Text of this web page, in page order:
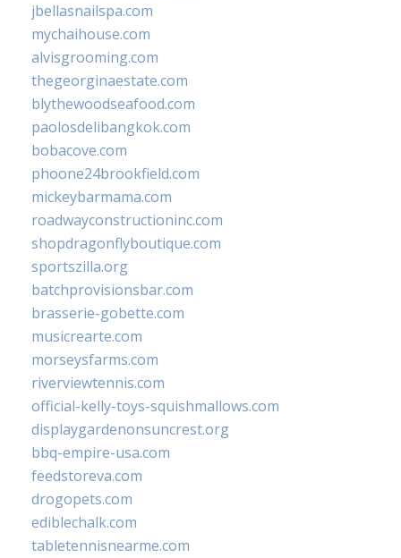
jbellasnailspa.com
mychaihouse.com
alvisgrooming.com
thegeorginaestate.com
blythewoodseafood.com
paolosdelibangkok.com
bobacove.com
phoone24brookfield.com
mickeybarmama.com
roadwayconstructioninc.com
shopdragonflyboutique.com
sportszilla.org
batchprovisionsbar.com
brasserie-gobette.com
musicrearte.com
morseysfarms.com
riverviewtennis.com
official-kelly-toys-squishmallows.com
displaygardenonsuncrest.org
bbq-empire-usa.com
feedstoreva.com
drogopets.com
ediblechalk.com
tabletennisnearme.com